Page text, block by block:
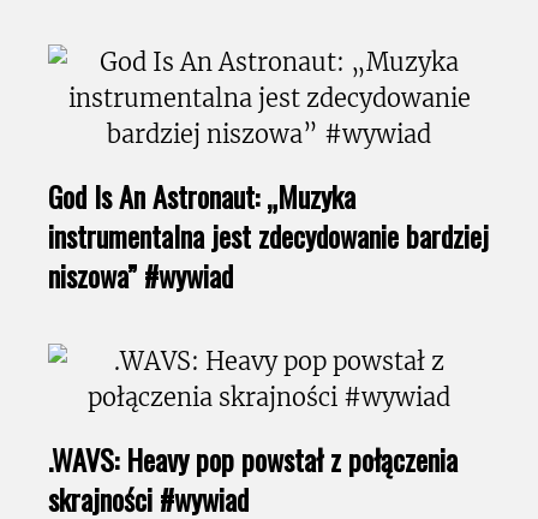
God Is An Astronaut: „Muzyka
instrumentalna jest zdecydowanie bardziej
niszowa” #wywiad
.WAVS: Heavy pop powstał z połączenia
skrajności #wywiad